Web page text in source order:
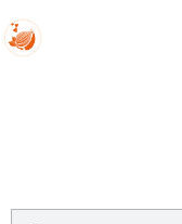
Tus sueños se concretan aquí !!!